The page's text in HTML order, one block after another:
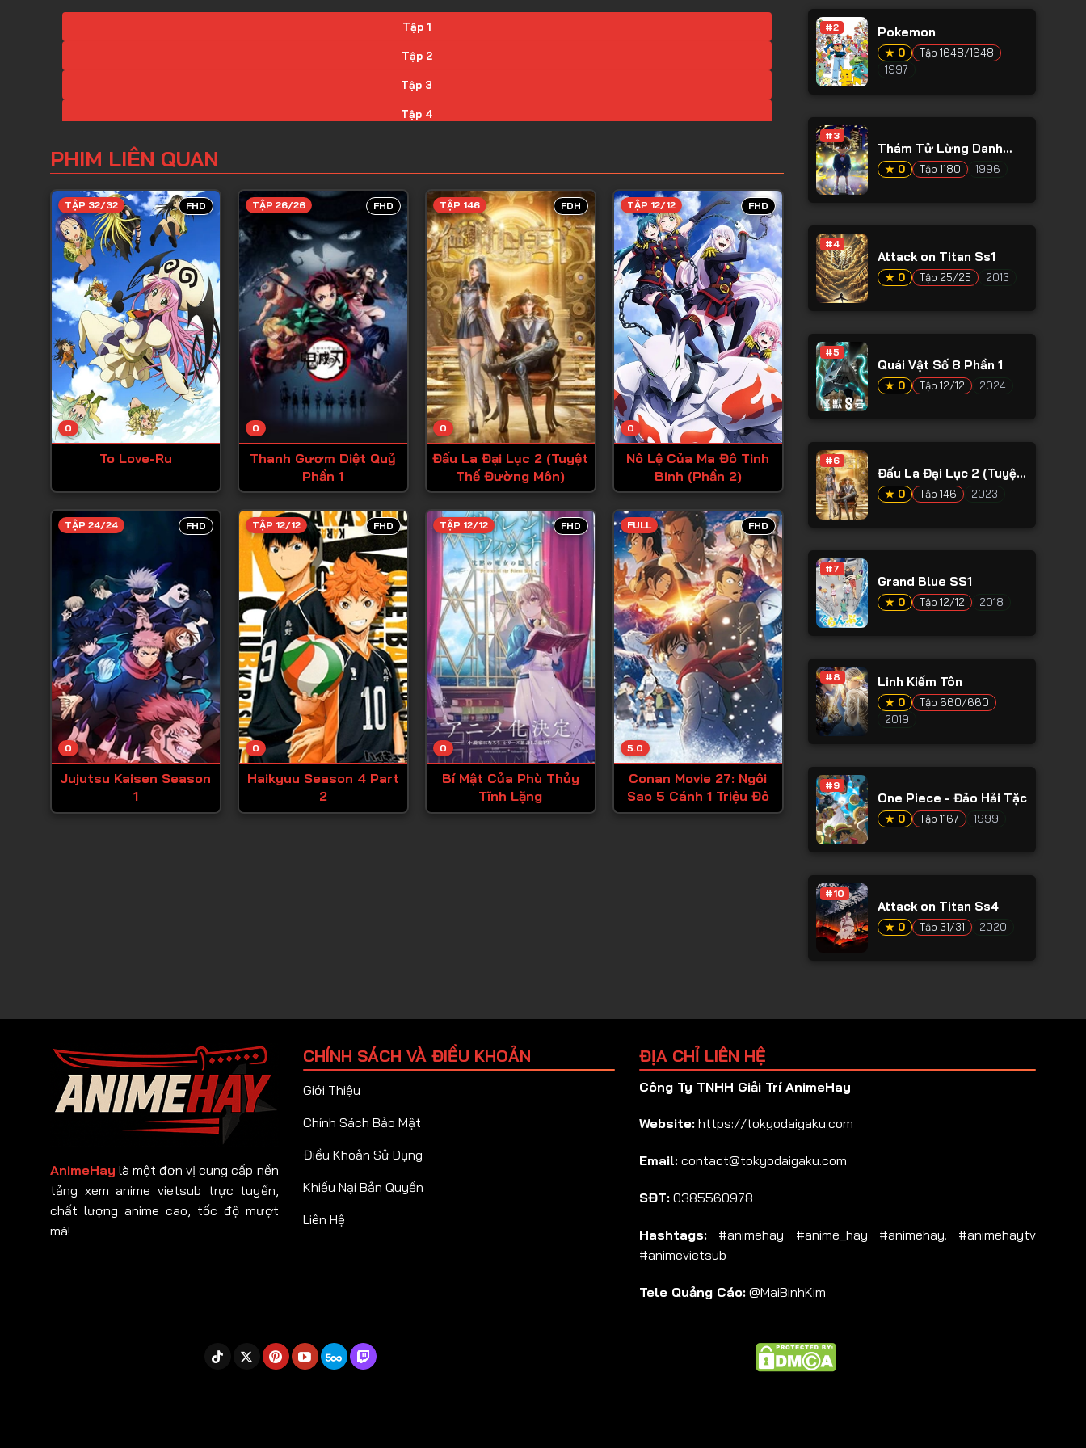
Tập 1
Tập 2
Tập 3
Tập 4
Tập 6
Tập 8
Tập 9
Tập 10
Tập 12
Tập 13
Tập 14
Tập 15
Tập 16
Tập 17
Tập 18
Tập 19
Tập 20
Tập 21
Tập 22
Tập 23
Tập 24
Tập 25
Tập 26
Tập 27
Tập 28
Tập 36
Tập 37
Tập 39
Tập 40
Tập 41
PHIM LIÊN QUAN
FHD
0
TẬP 32/32
To Love-Ru
FHD
0
TẬP 26/26
Thanh Gươm Diệt Quỷ
Phần 1
FDH
0
TẬP 146
Đấu La Đại Lục 2 (Tuyệt
Thế Đường Môn)
FHD
0
TẬP 12/12
Nô Lệ Của Ma Đô Tinh
Binh (Phần 2)
FHD
0
TẬP 24/24
Jujutsu Kaisen Season
1
FHD
0
TẬP 12/12
Haikyuu Season 4 Part
2
FHD
0
TẬP 12/12
Bí Mật Của Phù Thủy
Tĩnh Lặng
FHD
5.0
FULL
Conan Movie 27: Ngôi
Sao 5 Cánh 1 Triệu Đô
#2 Pokemon
★ 0
Tập 1648/1648
1997
#3
Thám Tử Lừng Danh
Conan
★ 0 Tập 1180 1996
#4
Attack on Titan Ss1
★ 0 Tập 25/25 2013
#5
Quái Vật Số 8 Phần 1
★ 0 Tập 12/12 2024
#6
Đấu La Đại Lục 2 (Tuyệt
Thế Đường Môn)
★ 0 Tập 146 2023
#7
Grand Blue SS1
★ 0 Tập 12/12 2018
#8 Linh Kiếm Tôn
★ 0
Tập 660/660
2019
#9
One Piece - Đảo Hải Tặc
★ 0 Tập 1167 1999
#10
Attack on Titan Ss4
★ 0 Tập 31/31 2020
AnimeHay là một đơn vị cung cấp nền
tảng xem anime vietsub trực tuyến,
chất lượng anime cao, tốc độ mượt
mà!
CHÍNH SÁCH VÀ ĐIỀU KHOẢN
Giới Thiệu
Chính Sách Bảo Mật
Điều Khoản Sử Dụng
Khiếu Nại Bản Quyền
Liên Hệ
ĐỊA CHỈ LIÊN HỆ
Công Ty TNHH Giải Trí AnimeHay
Website: https://tokyodaigaku.com
Email: contact@tokyodaigaku.com
SĐT: 0385560978
Hashtags: #animehay #anime_hay #animehay. #animehaytv
#animevietsub
Tele Quảng Cáo: @MaiBinhKim